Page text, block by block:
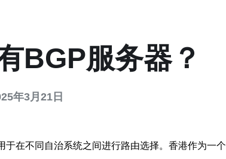
BGP服务器？
年3月21日
在不同自治系统之间进行路由选择。香港作为一